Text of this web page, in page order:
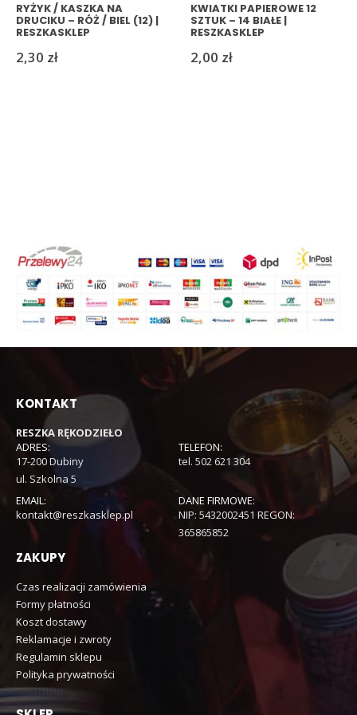
RYŻYK / KASZKA NA
DRUCIKU – RÓŻ / BIEL (12) |
RESZKASKLEP
2,30 zł
KWIATKI PAPIEROWE 12
SZTUK – 14 BIAŁE |
RESZKASKLEP
2,00 zł
KONTAKT
RESZKA RĘKODZIEŁO
ADRES:
17-200 Dubiny
ul. Szkolna 5
TELEFON:
tel. 502 621 304
EMAIL:
kontakt@reszkasklep.pl
DANE FIRMOWE:
NIP: 5432002451 REGON:
365865852
ZAKUPY
Czas realizacji zamówienia
Formy płatności
Koszt dostawy
Reklamacje i zwroty
Regulamin sklepu
Polityka prywatności